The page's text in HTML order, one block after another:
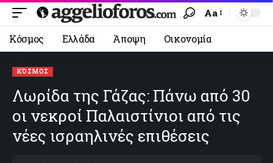
Aa
Κόσμος Ελλάδα Άποψη Οικονομία
ΚΌΣΜΟΣ
Λωρίδα της Γάζας: Πάνω από 30
οι νεκροί Παλαιστίνιοι από τις
νέες ισραηλινές επιθέσεις